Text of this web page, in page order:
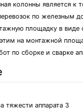
колонны является к
по железным
площадку в виде
на монтажной
по сборке и сварке
тяжести аппарата 3